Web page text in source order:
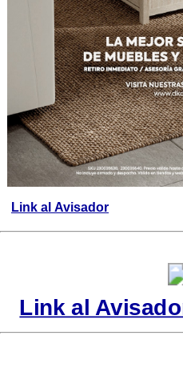
Link al Avisador
Link al